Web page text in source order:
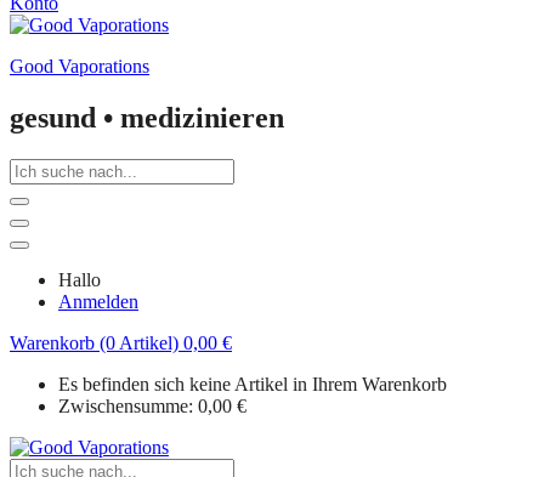
Good Vaporations
gesund • medizinieren
Hallo
Anmelden
Warenkorb (0 Artikel) 0,00 €
Es befinden sich keine Artikel in Ihrem Warenkorb
Zwischensumme: 0,00 €